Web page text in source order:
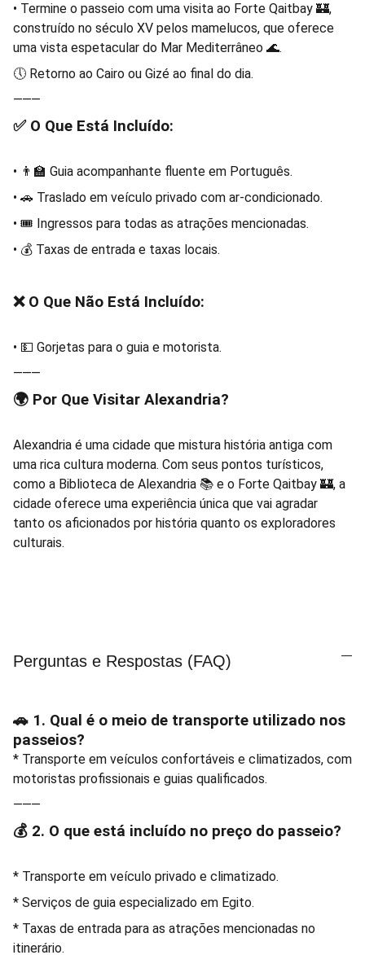
• Termine o passeio com uma visita ao Forte Qaitbay 🏰,
construído no século XV pelos mamelucos, que oferece
uma vista espetacular do Mar Mediterrâneo 🌊.
🕔 Retorno ao Cairo ou Gizé ao final do dia.
⸻
✅ O Que Está Incluído:
• 👨‍🏫 Guia acompanhante fluente em Português.
• 🚗 Traslado em veículo privado com ar-condicionado.
• 🎟️ Ingressos para todas as atrações mencionadas.
• 💰 Taxas de entrada e taxas locais.
❌ O Que Não Está Incluído:
• 💵 Gorjetas para o guia e motorista.
⸻
🌍 Por Que Visitar Alexandria?
Alexandria é uma cidade que mistura história antiga com
uma rica cultura moderna. Com seus pontos turísticos,
como a Biblioteca de Alexandria 📚 e o Forte Qaitbay 🏰, a
cidade oferece uma experiência única que vai agradar
tanto os aficionados por história quanto os exploradores
culturais.
Perguntas e Respostas (FAQ)
🚗 1. Qual é o meio de transporte utilizado nos
passeios?
* Transporte em veículos confortáveis e climatizados, com
motoristas profissionais e guias qualificados.
⸻
💰 2. O que está incluído no preço do passeio?
* Transporte em veículo privado e climatizado.
* Serviços de guia especializado em Egito.
* Taxas de entrada para as atrações mencionadas no
itinerário.